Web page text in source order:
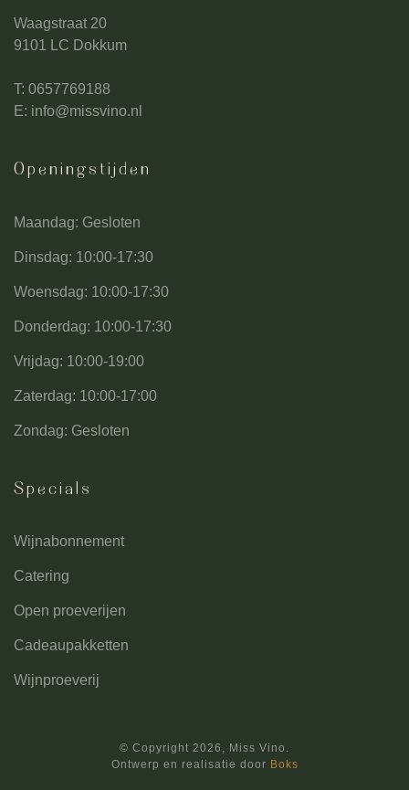
Waagstraat 20
9101 LC Dokkum
T: 0657769188
E: info@missvino.nl
Openingstijden
Maandag: Gesloten
Dinsdag: 10:00-17:30
Woensdag: 10:00-17:30
Donderdag: 10:00-17:30
Vrijdag: 10:00-19:00
Zaterdag: 10:00-17:00
Zondag: Gesloten
Specials
Wijnabonnement
Catering
Open proeverijen
Cadeaupakketten
Wijnproeverij
© Copyright 2026, Miss Vino.
Ontwerp en realisatie door Boks